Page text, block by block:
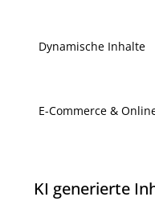
Dynamische Inhalte
E-Commerce &
KI generierte